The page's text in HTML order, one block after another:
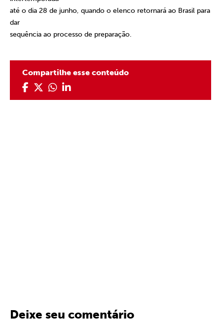
até o dia 28 de junho, quando o elenco retornará ao Brasil para
dar
sequência ao processo de preparação.
Compartilhe esse conteúdo
Deixe seu comentário